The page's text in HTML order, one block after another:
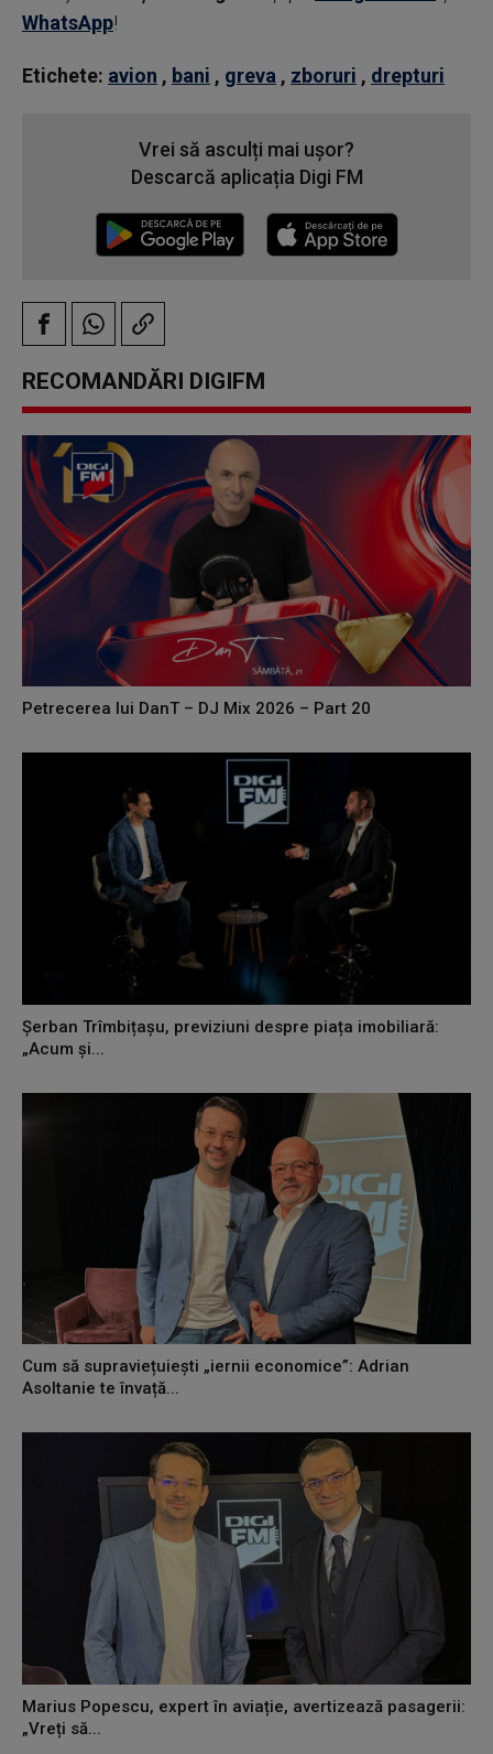
WhatsApp!
Etichete: avion , bani , greva , zboruri , drepturi
Vrei să asculți mai ușor?
Descarcă aplicația Digi FM
RECOMANDĂRI DIGIFM
Petrecerea lui DanT – DJ Mix 2026 – Part 20
Șerban Trîmbițașu, previziuni despre piața imobiliară:
„Acum și...
Cum să supraviețuiești „iernii economice”: Adrian
Asoltanie te învață...
Marius Popescu, expert în aviație, avertizează pasagerii:
„Vreți să...